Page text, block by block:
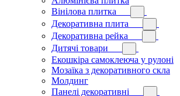
Вінілова плитка
Декоративна плита
Декоративна рейка
Дитячі товари
Екошкіра самоклеюча у рулоні
Мозаїка з декоративного скла
Молдинг
Панелі декоративні